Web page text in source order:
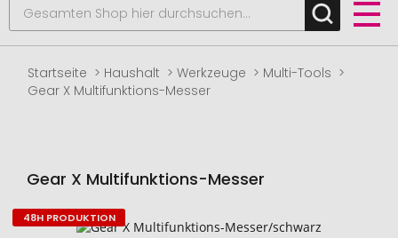
Startseite Haushalt Werkzeuge
Multi-Tools
Gear X Multifunktions-Messer
Gear X Multifunktions-Messer
Zum
48H PRODUKTION